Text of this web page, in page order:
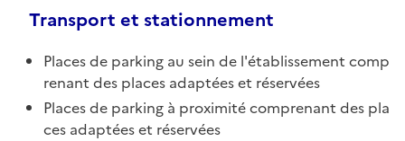
Transport et stationnement
Places de parking au sein de l'établissement comp
renant des places adaptées et réservées
Places de parking à proximité comprenant des pla
ces adaptées et réservées